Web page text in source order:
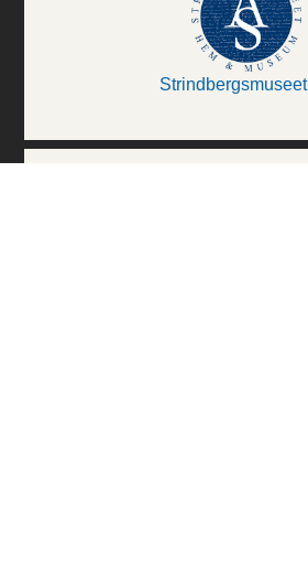
Strindbergsmuseet